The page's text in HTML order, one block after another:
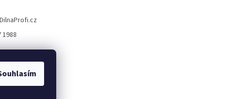
DilnaProfi.cz
1988